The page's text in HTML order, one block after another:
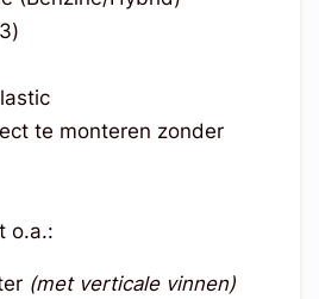
te monteren zonder
o.a.:
(met verticale vinnen)